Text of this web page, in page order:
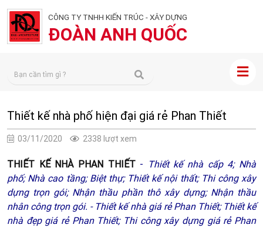
CÔNG TY TNHH KIẾN TRÚC - XÂY DỰNG
ĐOÀN ANH QUỐC
Thiết kế nhà phố hiện đại giá rẻ Phan Thiết
03/11/2020 2338 lượt xem
THIẾT KẾ NHÀ PHAN THIẾT - Thiết kế nhà cấp 4; Nhà
phố; Nhà cao tầng; Biệt thự;Thiết kế nội thất;Thi công xây
dựng trọn gói;Nhận thầu phần thô xây dựng;Nhận thầu
nhân công trọn gói. - Thiết kế nhà giá rẻ Phan Thiết; Thiết kế
nhà đẹp giá rẻ Phan Thiết; Thi công xây dựng giá rẻ Phan